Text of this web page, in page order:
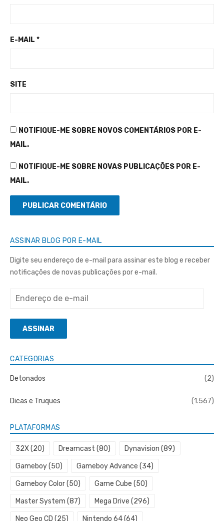
E-MAIL *
SITE
NOTIFIQUE-ME SOBRE NOVOS COMENTÁRIOS POR E-
MAIL.
NOTIFIQUE-ME SOBRE NOVAS PUBLICAÇÕES POR E-
MAIL.
ASSINAR BLOG POR E-MAIL
Digite seu endereço de e-mail para assinar este blog e receber
notificações de novas publicações por e-mail.
Endereço
e-
mailASSINAR
CATEGORIAS
Detonados (2)
Dicas e Truques (1.567)
PLATAFORMAS
32X(20) Dreamcast (80) Dynavision (89)
Gameboy(50) Gameboy Advance (34)
Gameboy Color(50) Game Cube (50)
Master System (87) Mega Drive (296)
Neo Geo CD (25) Nintendo 64(64)